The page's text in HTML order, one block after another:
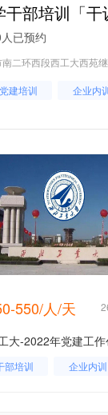
干部培训「干
已预约
二环西段西工大西苑
党建培训 企业内
550/人/天
部培训
企业内训